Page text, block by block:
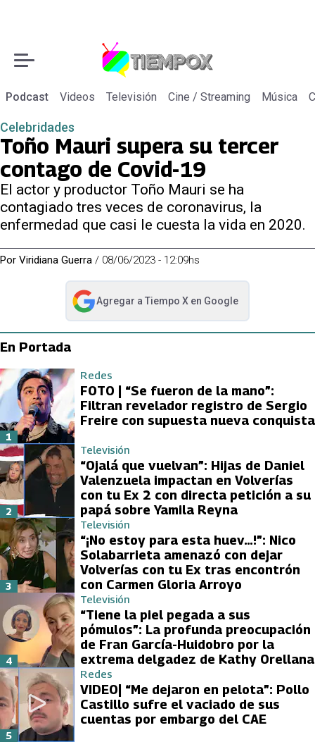
Podcast Videos Televisión Cine / Streaming Música
Celebridades
Toño Mauri supera su tercer
contago de Covid-19
El actor y productor Toño Mauri se ha
contagiado tres veces de coronavirus, la
enfermedad que casi le cuesta la vida en 2020.
Por Viridiana Guerra / 08/06/2023 - 12:09hs
Agregar a Tiempo Xen Google
abre en nueva pestaña
En Portada
Redes
FOTO | “Se fueron de la mano”:
Filtran revelador registro de Sergio
Freire con supuesta nueva conquista
1
Televisión
“Ojalá que vuelvan”: Hijas de Daniel
Valenzuela impactan en Volverías
con tu Ex 2 con directa petición a su
papá sobre Yamila Reyna
2
Televisión
“¡No estoy para esta huev…!”: Nico
Solabarrieta amenazó con dejar
Volverías con tu Ex tras encontrón
con Carmen Gloria Arroyo
3
Televisión
“Tiene la piel pegada a sus
pómulos”: La profunda preocupación
de Fran García-Huidobro por la
extrema delgadez de Kathy Orellana
4
Redes
VIDEO| “Me dejaron en pelota”: Pollo
Castillo sufre el vaciado de sus
cuentas por embargo del CAE
5